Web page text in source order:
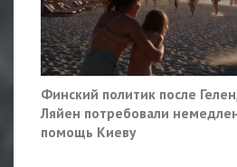
Финский политик после
Ляйен потребовали
помощь Киеву